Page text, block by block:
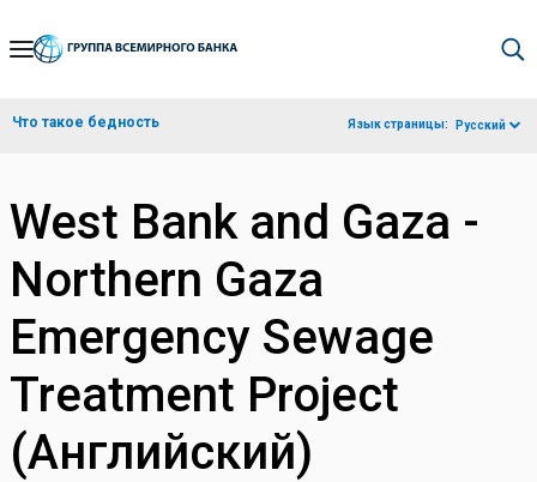
Skip
Navigation
Что такое бедность Язык страницы: Русский
West Bank and Gaza -
Northern Gaza
Emergency Sewage
Treatment Project
(Английский)